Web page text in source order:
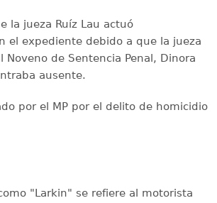
la jueza Ruíz Lau actuó
el expediente debido a que la jueza
Noveno de Sentencia Penal, Dinora
ausente.
por el MP por el delito de homicidio
"Larkin" se refiere al motorista